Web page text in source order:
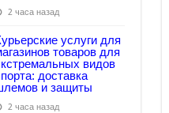
2 часа назад
услуги для
товаров для
видов
доставка
и защиты
2 часа назад